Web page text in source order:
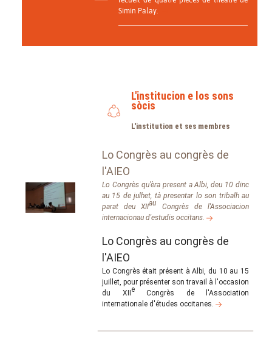
Simin Palay.
L'institucion e los sons
sòcis
L'institution et ses membres
Lo Congrès au congrès de
l'AIEO
Lo Congrès qu'èra present a Albi, deu 10 dinc
au 15 de julhet, tà presentar lo son tribalh au
parat deu XIIau Congrès de l'Associacion
internacionau d'estudis occitans.
Lo Congrès au congrès de
l'AIEO
Lo Congrès était présent à Albi, du 10 au 15
juillet, pour présenter son travail à l'occasion
du XIIeCongrès de l'Association
internationale d'études occitanes.